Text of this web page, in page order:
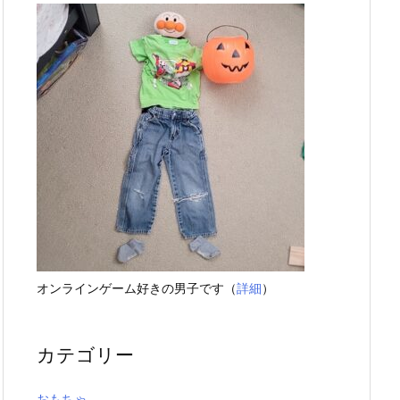
オンラインゲーム好きの男子です（詳細）
カテゴリー